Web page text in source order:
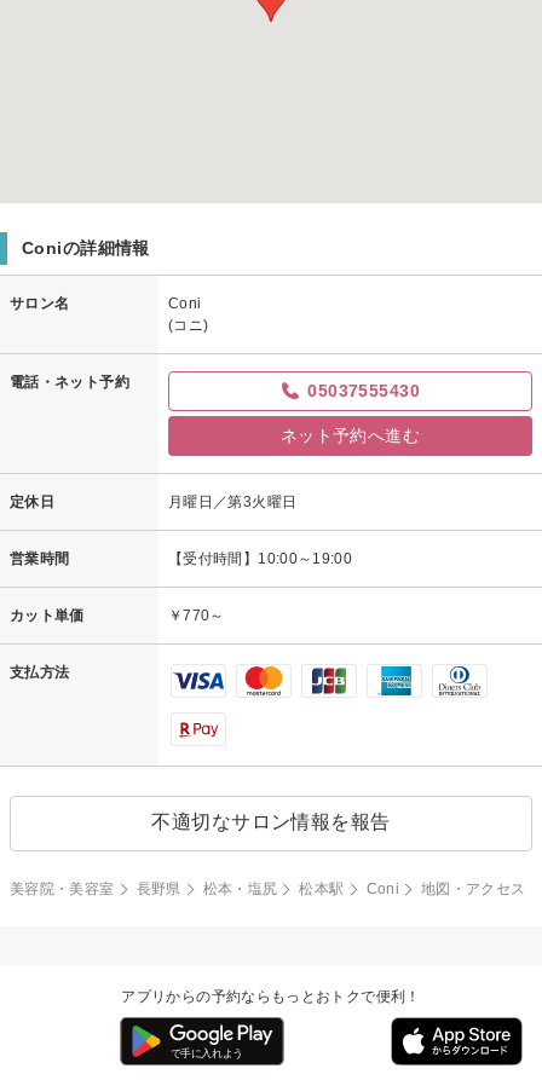
Coniの詳細情報
サロン名
Coni
(コニ)
電話・ネット予約 05037555430
ネット予約へ進む
定休日 月曜日／第3火曜日
営業時間 【受付時間】10:00～19:00
カット単価 ￥770～
支払方法
不適切なサロン情報を報告
美容院・美容室 長野県 松本・塩尻 松本駅 Coni 地図・アクセス
アプリからの予約ならもっとおトクで便利！